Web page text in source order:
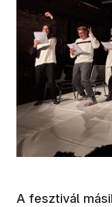
A fesztivál